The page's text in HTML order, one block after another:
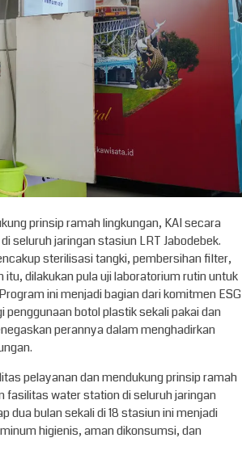
prinsip ramah lingkungan, KAI secara
seluruh jaringan stasiun LRT Jabodebek.
sterilisasi tangki, pembersihan filter,
dilakukan pula uji laboratorium rutin untuk
ini menjadi bagian dari komitmen ESG
botol plastik sekali pakai dan
perannya dalam menghadirkan
pelayanan dan mendukung prinsip ramah
fasilitas water station di seluruh jaringan
dua bulan sekali di 18 stasiun ini menjadi
higienis, aman dikonsumsi, dan